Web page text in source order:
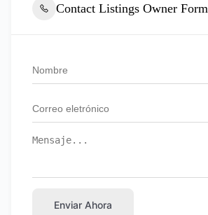
Contact Listings Owner Form
Enviar Ahora